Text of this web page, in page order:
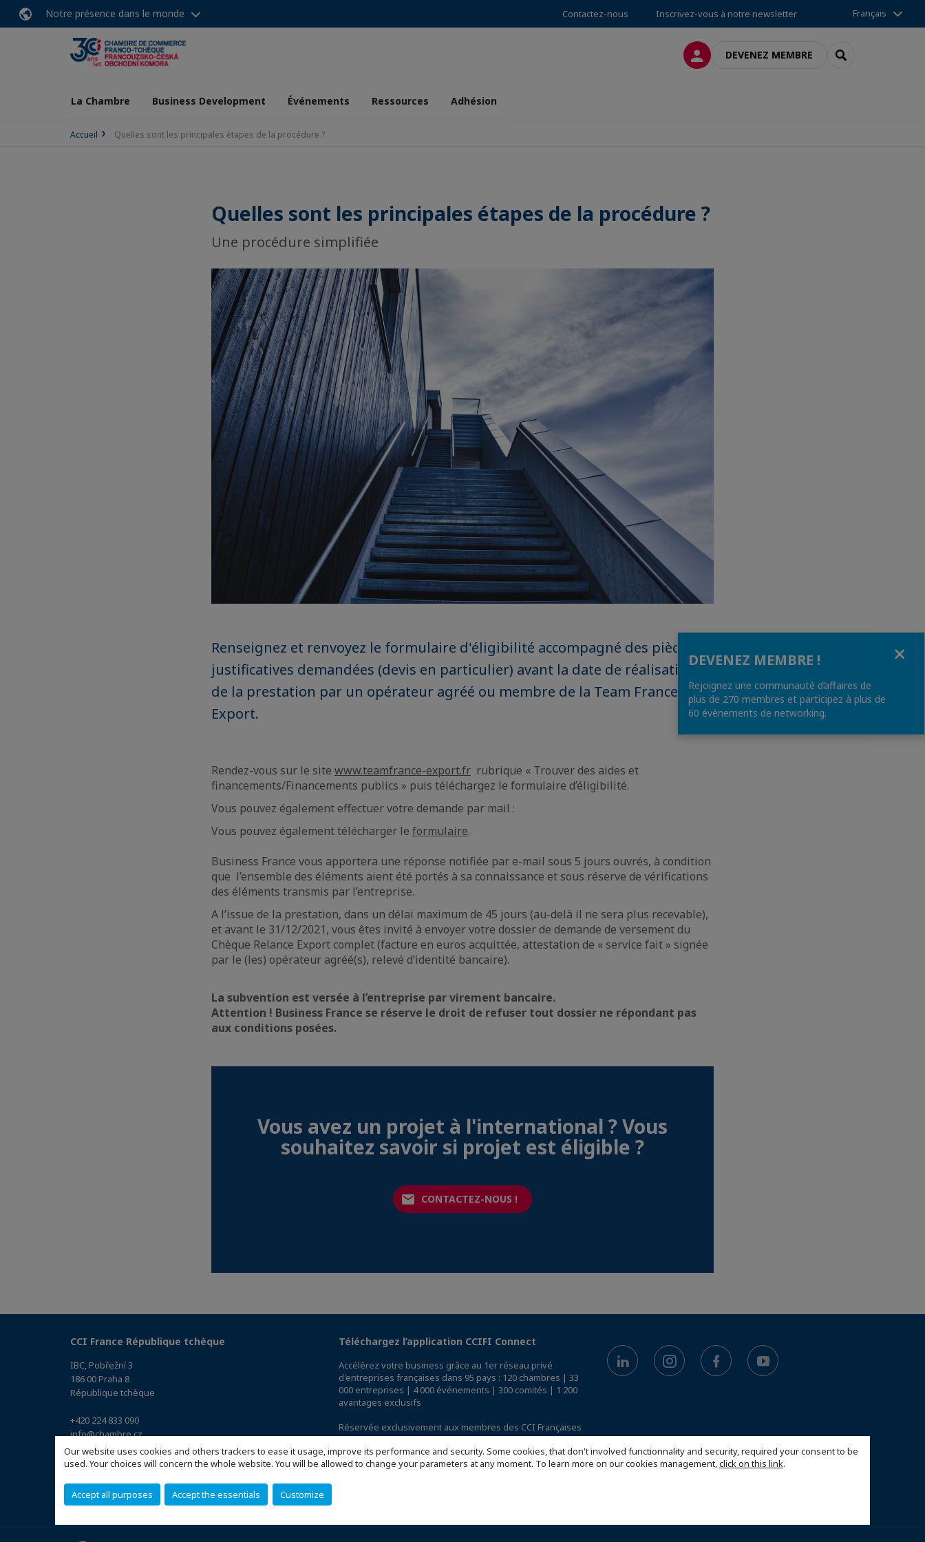
Our website uses cookies and others trackers to ease it usage, improve its performance and security. Some cookies, that don't involved functionnality and security, required your consent to be
used. Your choices will concern the whole website. You will be allowed to change your parameters at any moment. To learn more on our cookies management,click on this link.
Accept all purposes Accept the essentials Customize
Notre présence dans le monde Contactez-nous Inscrivez-vous à notre newsletter Français
CONNEXIONDEVENEZ MEMBRE RECHERCHER
La Chambre Business Development Événements Ressources Adhésion
Accueil Quelles sont les principales étapes de la procédure ?
Quelles sont les principales étapes de la procédure ?
Une procédure simplifiée
Renseignez et renvoyez le formulaire d'éligibilité accompagné des pièces
justificatives demandées (devis en particulier) avant la date de réalisation
de la prestation par un opérateur agréé ou membre de la Team France
Export.
Rendez-vous sur le site www.teamfrance-export.fr rubrique « Trouver des aides et
financements/Financements publics » puis téléchargez le formulaire d’éligibilité.
Vous pouvez également effectuer votre demande par mail :
Vous pouvez également télécharger le formulaire.
Business France vous apportera une réponse notifiée par e-mail sous 5 jours ouvrés, à condition
que l’ensemble des éléments aient été portés à sa connaissance et sous réserve de vérifications
des éléments transmis par l’entreprise.
A l’issue de la prestation, dans un délai maximum de 45 jours (au-delà il ne sera plus recevable),
et avant le 31/12/2021, vous êtes invité à envoyer votre dossier de demande de versement du
Chèque Relance Export complet (facture en euros acquittée, attestation de « service fait » signée
par le (les) opérateur agréé(s), relevé d’identité bancaire).
La subvention est versée à l’entreprise par virement bancaire.
Attention ! Business France se réserve le droit de refuser tout dossier ne répondant pas
aux conditions posées.
Vous avez un projet à l'international ? Vous
souhaitez savoir si projet est éligible ?
CONTACTEZ-NOUS !
CCI France République tchèque
IBC, Pobřežní 3
186 00 Praha 8
République tchèque
+420 224 833 090
info@chambre.cz
(Accéder au plan)
Téléchargez l’application CCIFI Connect
Accélérez votre business grâce au 1er réseau privé
d'entreprises françaises dans 95 pays : 120 chambres | 33
000 entreprises | 4 000 événements | 300 comités | 1 200
avantages exclusifs
Réservée exclusivement aux membres des CCI Françaises
à l'International,découvrez l'app CCIFI Connect.
DEVENEZ MEMBRE !
Rejoignez une communauté d’affaires de
plus de 270 membres et participez à plus de
60 évènements de networking.